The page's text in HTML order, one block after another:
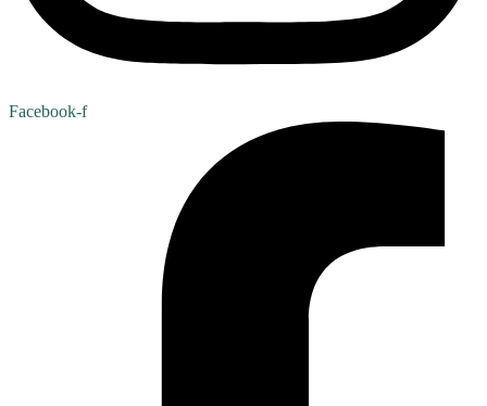
Facebook-f